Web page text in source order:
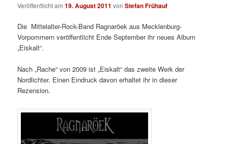
Veröffentlicht am19. August 2011 vonStefan Frühauf
Die Mittelalter-Rock-Band Ragnaröek aus Mecklenburg-
Vorpommern veröffentlicht Ende September ihr neues Album
„Eiskalt“.
Nach „Rache“ von 2009 ist „Eiskalt“ das zweite Werk der
Nordlichter. Einen Eindruck davon erhaltet ihr in dieser
Rezension.